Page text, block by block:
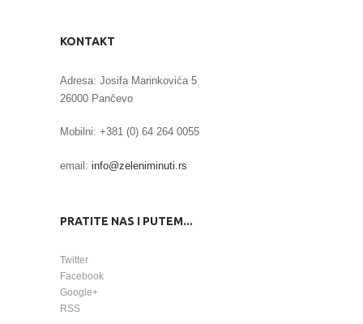
KONTAKT
Adresa: Josifa Marinkovića 5
26000 Pančevo
Mobilni: +381 (0) 64 264 0055
email: info@zeleniminuti.rs
PRATITE NAS I PUTEM...
Twitter
Facebook
Google+
RSS